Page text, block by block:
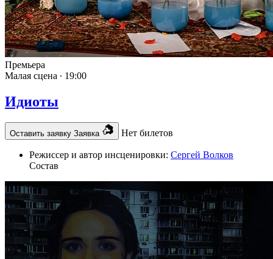
Премьера
Малая сцена ∙ 19:00
Идиоты
Оставить заявку Заявка Нет билетов
Режиссер и автор инсценировки: Сергей Волков
Состав